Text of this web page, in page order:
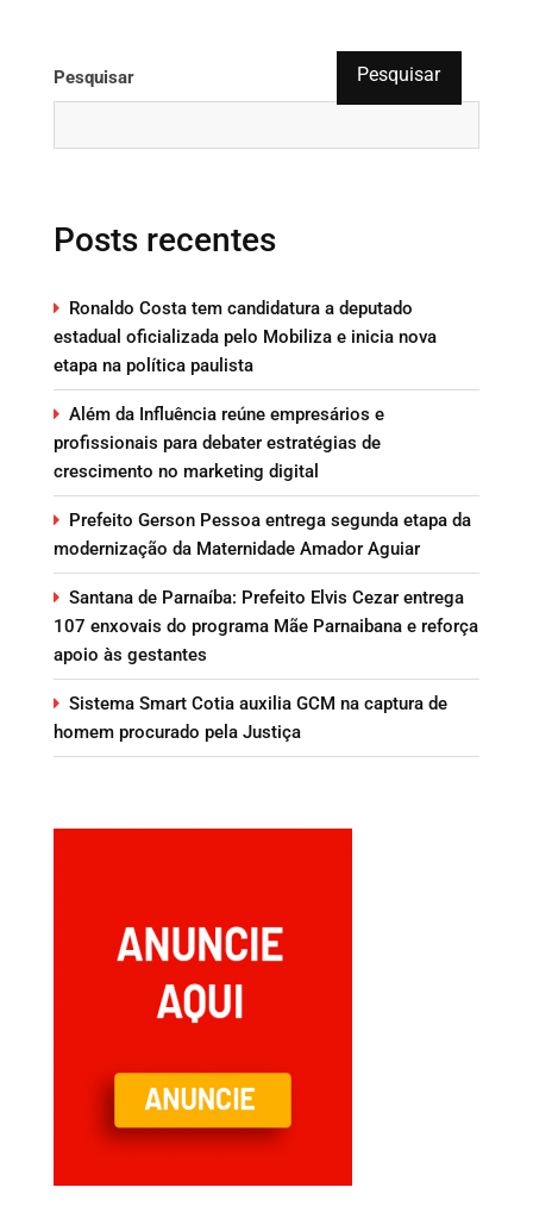
Pesquisar Pesquisar
Posts recentes
Ronaldo Costa tem candidatura a deputado
estadual oficializada pelo Mobiliza e inicia nova
etapa na política paulista
Além da Influência reúne empresários e
profissionais para debater estratégias de
crescimento no marketing digital
Prefeito Gerson Pessoa entrega segunda etapa da
modernização da Maternidade Amador Aguiar
Santana de Parnaíba: Prefeito Elvis Cezar entrega
107 enxovais do programa Mãe Parnaibana e reforça
apoio às gestantes
Sistema Smart Cotia auxilia GCM na captura de
homem procurado pela Justiça